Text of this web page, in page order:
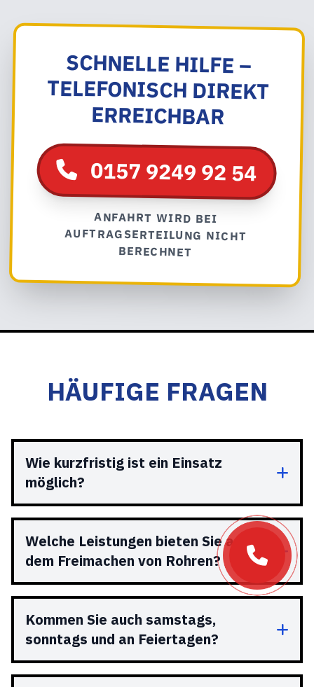
SCHNELLE HILFE –
TELEFONISCH DIREKT
ERREICHBAR
0157 9249 92 54
ANFAHRT WIRD BEI
AUFTRAGSERTEILUNG NICHT
BERECHNET
HÄUFIGE FRAGEN
Wie kurzfristig ist ein Einsatz
möglich?
Welche Leistungen bieten Sie außer
dem Freimachen von Rohren?
Kommen Sie auch samstags,
sonntags und an Feiertagen?